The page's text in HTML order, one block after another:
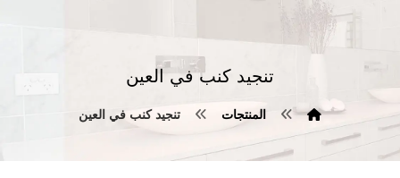
تنجيد كنب في العين
المنتجات تنجيد كنب في العين